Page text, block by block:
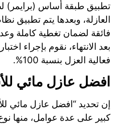
تطبيق طبقة أساس (برايمر)
العازلة، وبعدها يتم تطبيق
فائقة لضمان تغطية كاملة
بعد الانتهاء، نقوم بإجراء
فعالية العزل بنسبة 100%.
افضل عازل مائي
إن تحديد “افضل عازل مائي
كبير على عدة عوامل، منها